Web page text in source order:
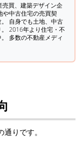
買、建築デザイン企
や中古住宅の売買契
自身でも土地、中古
2016年より住宅・不
多数の不動産メディ
りです。